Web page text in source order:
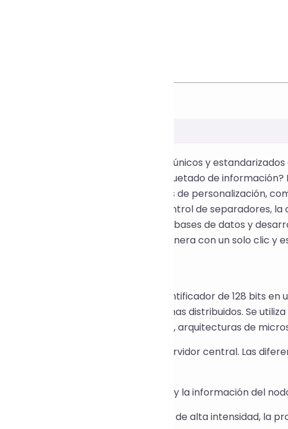
generar rápidamente identificadores únicos y
el procesamiento de datos o el etiquetado de
de UUID admite diversas opciones de personalización,
de mayúsculas y minúsculas, el control de separadores,
para programadores, ingenieros de bases de datos y
No requiere instalación, se genera con un solo clic y
Único Universal) es un identificador de 128 bits
la unicidad de los objetos en sistemas distribuidos. Se
de red, registros de sistemas, arquitecturas de
puede generar sin depender de un servidor central. Las
v1: Basado en la marca de tiempo y la información del
v4: Basado en números aleatorios de alta intensidad, la